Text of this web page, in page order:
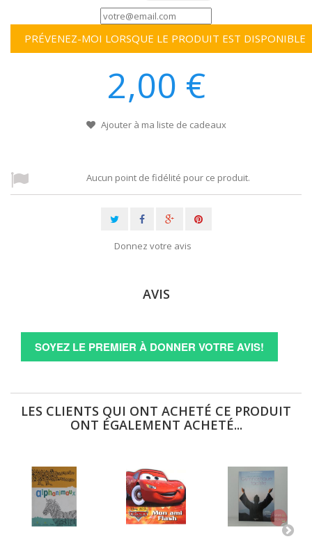
PRÉVENEZ-MOI LORSQUE LE PRODUIT EST DISPONIBLE
2,00 €
Ajouter à ma liste de cadeaux
Aucun point de fidélité pour ce produit.
Donnez votre avis
AVIS
SOYEZ LE PREMIER À DONNER VOTRE AVIS!
LES CLIENTS QUI ONT ACHETÉ CE PRODUIT
ONT ÉGALEMENT ACHETÉ...